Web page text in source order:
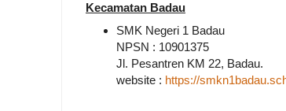
Kecamatan Badau
SMK Negeri 1 Badau
NPSN : 10901375
Jl. Pesantren KM 22, Badau.
website : https://